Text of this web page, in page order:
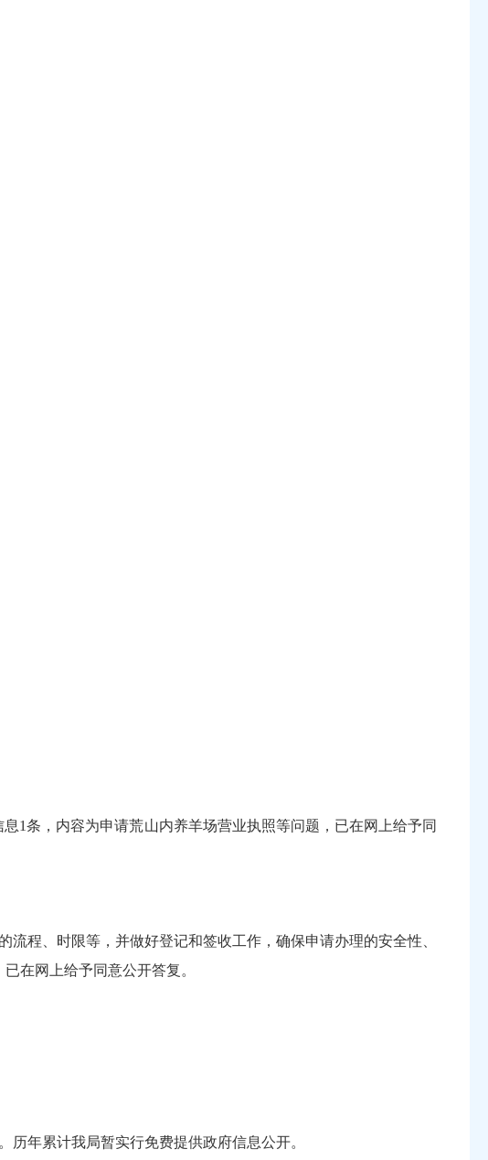
1条，内容为申请荒山内养羊场营业执照等问题，已在网上给予同
程、时限等，并做好登记和签收工作，确保申请办理的安全性、
在网上给予同意公开答复。
年累计我局暂实行免费提供政府信息公开。